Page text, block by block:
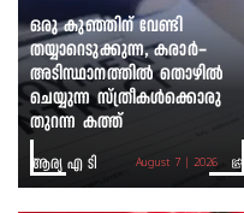
ഒരു കുഞ്ഞിന് വേണ്ടി
തയ്യാറെടുക്കുന്ന, കരാർ-
അടിസ്ഥാനത്തിൽ തൊഴിൽ
ചെയ്യുന്ന സ്ത്രീകൾക്കൊരു
തുറന്ന കത്ത്
ആര്യ എ ടി August 7 | 2026